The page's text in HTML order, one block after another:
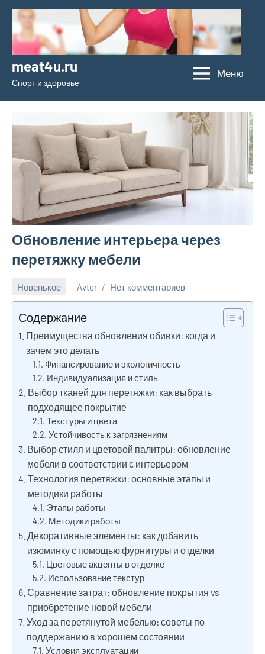
Перейти
содержимому
meat4u.ru
Спорт и здоровье
Меню
Обновление интерьера через
перетяжку мебели
Новенькое
2026
Avtor Нет комментариев
Содержание
Преимущества обновления обивки: когда и
зачем это делать
Финансирование и экологичность
Индивидуализация и стиль
Выбор тканей для перетяжки: как выбрать
подходящее покрытие
Текстуры и цвета
Устойчивость к загрязнениям
Выбор стиля и цветовой палитры: обновление
мебели в соответствии с интерьером
Технология перетяжки: основные этапы и
методики работы
Этапы работы
Методики работы
Декоративные элементы: как добавить
изюминку с помощью фурнитуры и отделки
Цветовые акценты в отделке
Использование текстур
Сравнение затрат: обновление покрытия vs
приобретение новой мебели
Уход за перетянутой мебелью: советы по
поддержанию в хорошем состоянии
Условия эксплуатации